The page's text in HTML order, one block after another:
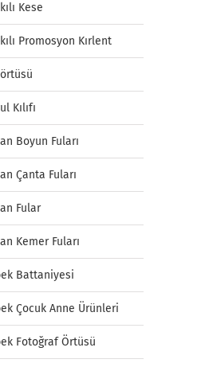
Kese
Promosyon Kırlent
Kılıfı
Boyun Fuları
Çanta Fuları
Fular
Kemer Fuları
Battaniyesi
Çocuk Anne Ürünleri
Fotoğraf Örtüsü